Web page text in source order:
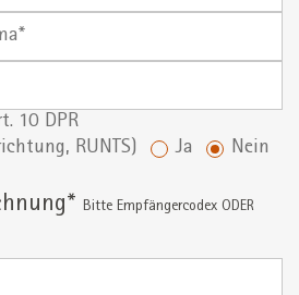
10 DPR
RUNTS)
Ja Nein
Bitte Empfängercodex ODER